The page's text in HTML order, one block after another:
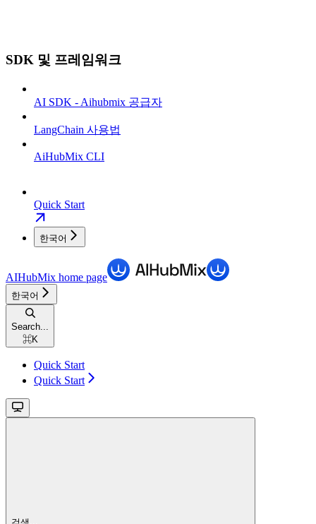
SDK 및 프레임워크
AI SDK - Aihubmix 공급자
LangChain 사용법
AiHubMix CLI
Quick Start
한국어
AIHubMix home page
한국어
Search...
⌘K
Quick Start
Quick Start